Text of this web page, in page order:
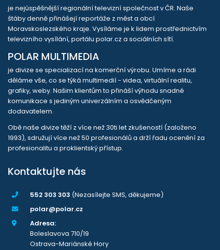
je nejúspěšnější regionální televizní společnost v ČR. Naše
štáby denně přinášejí reportáže z měst a obcí
Moravskoslezského kraje. Vysíláme je k lidem prostřednictvím
televizního vysílání, portálu polar.cz a sociálních sítí.
POLAR MULTIMEDIA
je divize se specializací na komerční výrobu. Umíme a rádi
děláme vše, co se týká multimedií - videa, virtuální realitu,
grafiky, weby. Našim klientům to přináší výhodu snadné
komunikace s jediným univerzálním a osvědčeným
dodavatelem.
Obě naše divize těží z více než 30ti let zkušeností (založeno
1993), sdružují více než 50 profesionálů a drží řadu ocenění za
profesionalitu a proklientský přístup.
Kontaktujte nás
552 303 303 (Nezasílejte SMS, děkujeme)
polar@polar.cz
Adresa:
Boleslavova 710/19
Ostrava-Mariánské Hory